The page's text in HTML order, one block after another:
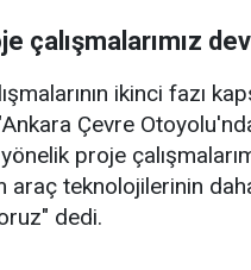
çalışmalarımız
ikinci fazı
Çevre
proje
araç teknolojilerinin
dedi.